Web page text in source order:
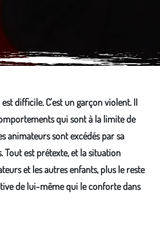
difficile. C'est un garçon violent. II
qui sont à la limite de
animateurs sont excédés par sa
Tout est prétexte, et la situation
et les autres enfants, plus le reste
de lui-même qui le conforte dans